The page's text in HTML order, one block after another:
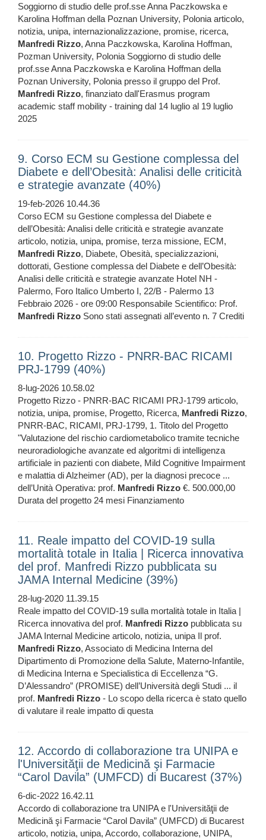
Soggiorno di studio delle prof.sse Anna Paczkowska e
Karolina Hoffman della Poznan University, Polonia articolo,
notizia, unipa, internazionalizzazione, promise, ricerca,
Manfredi Rizzo, Anna Paczkowska, Karolina Hoffman,
Pozman University, Polonia Soggiorno di studio delle
prof.sse Anna Paczkowska e Karolina Hoffman della
Poznan University, Polonia presso il gruppo del Prof.
Manfredi Rizzo, finanziato dall'Erasmus program
academic staff mobility - training dal 14 luglio al 19 luglio
2025
9. Corso ECM su Gestione complessa del
Diabete e dell’Obesità: Analisi delle criticità
e strategie avanzate (40%)
19-feb-2026 10.44.36
Corso ECM su Gestione complessa del Diabete e
dell’Obesità: Analisi delle criticità e strategie avanzate
articolo, notizia, unipa, promise, terza missione, ECM,
Manfredi Rizzo, Diabete, Obesità, specializzazioni,
dottorati, Gestione complessa del Diabete e dell’Obesità:
Analisi delle criticità e strategie avanzate Hotel NH -
Palermo, Foro Italico Umberto I, 22/B - Palermo 13
Febbraio 2026 - ore 09:00 Responsabile Scientifico: Prof.
Manfredi Rizzo Sono stati assegnati all’evento n. 7 Crediti
10. Progetto Rizzo - PNRR-BAC RICAMI
PRJ-1799 (40%)
8-lug-2026 10.58.02
Progetto Rizzo - PNRR-BAC RICAMI PRJ-1799 articolo,
notizia, unipa, promise, Progetto, Ricerca, Manfredi Rizzo,
PNRR-BAC, RICAMI, PRJ-1799, 1. Titolo del Progetto
"Valutazione del rischio cardiometabolico tramite tecniche
neuroradiologiche avanzate ed algoritmi di intelligenza
artificiale in pazienti con diabete, Mild Cognitive Impairment
e malattia di Alzheimer (AD), per la diagnosi precoce ...
dell’Unità Operativa: prof. Manfredi Rizzo €. 500.000,00
Durata del progetto 24 mesi Finanziamento
11. Reale impatto del COVID-19 sulla
mortalità totale in Italia | Ricerca innovativa
del prof. Manfredi Rizzo pubblicata su
JAMA Internal Medicine (39%)
28-lug-2020 11.39.15
Reale impatto del COVID-19 sulla mortalità totale in Italia |
Ricerca innovativa del prof. Manfredi Rizzo pubblicata su
JAMA Internal Medicine articolo, notizia, unipa Il prof.
Manfredi Rizzo, Associato di Medicina Interna del
Dipartimento di Promozione della Salute, Materno-Infantile,
di Medicina Interna e Specialistica di Eccellenza “G.
D’Alessandro” (PROMISE) dell’Università degli Studi ... il
prof. Manfredi Rizzo - Lo scopo della ricerca è stato quello
di valutare il reale impatto di questa
12. Accordo di collaborazione tra UNIPA e
l'Universităţii de Medicină şi Farmacie
“Carol Davila” (UMFCD) di Bucarest (37%)
6-dic-2022 16.42.11
Accordo di collaborazione tra UNIPA e l'Universităţii de
Medicină şi Farmacie “Carol Davila” (UMFCD) di Bucarest
articolo, notizia, unipa, Accordo, collaborazione, UNIPA,